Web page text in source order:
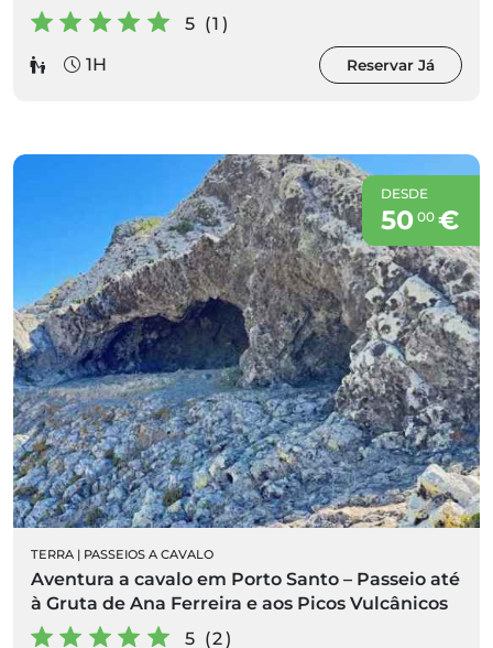
5 (1)
1H
Reservar Já
DESDE
50 00€
TERRA | PASSEIOS A CAVALO
Aventura a cavalo em Porto Santo – Passeio até
à Gruta de Ana Ferreira e aos Picos Vulcânicos
5 (2)